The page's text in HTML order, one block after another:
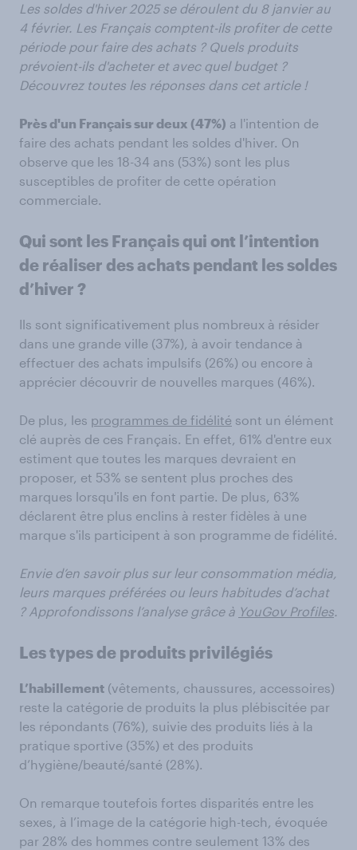
Les soldes d'hiver 2025 se déroulent du 8 janvier au
4 février. Les Français comptent-ils profiter de cette
période pour faire des achats ? Quels produits
prévoient-ils d'acheter et avec quel budget ?
Découvrez toutes les réponses dans cet article !
Près d'un Français sur deux (47%) a l'intention de
faire des achats pendant les soldes d'hiver. On
observe que les 18-34 ans (53%) sont les plus
susceptibles de profiter de cette opération
commerciale.
Qui sont les Français qui ont l’intention
de réaliser des achats pendant les soldes
d’hiver ?
Ils sont significativement plus nombreux à résider
dans une grande ville (37%), à avoir tendance à
effectuer des achats impulsifs (26%) ou encore à
apprécier découvrir de nouvelles marques (46%).
De plus, les programmes de fidélité sont un élément
clé auprès de ces Français. En effet, 61% d'entre eux
estiment que toutes les marques devraient en
proposer, et 53% se sentent plus proches des
marques lorsqu'ils en font partie. De plus, 63%
déclarent être plus enclins à rester fidèles à une
marque s'ils participent à son programme de fidélité.
Envie d’en savoir plus sur leur consommation média,
leurs marques préférées ou leurs habitudes d’achat
? Approfondissons l’analyse grâce à YouGov Profiles.
Les types de produits privilégiés
L’habillement (vêtements, chaussures, accessoires)
reste la catégorie de produits la plus plébiscitée par
les répondants (76%), suivie des produits liés à la
pratique sportive (35%) et des produits
d’hygiène/beauté/santé (28%).
On remarque toutefois fortes disparités entre les
sexes, à l’image de la catégorie high-tech, évoquée
par 28% des hommes contre seulement 13% des